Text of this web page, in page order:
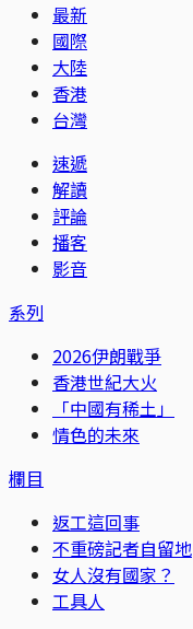
最新
國際
大陸
香港
台灣
速遞
解讀
評論
播客
影音
系列
2026伊朗戰爭
香港世紀大火
「中國有稀土」
情色的未來
欄目
返工這回事
不重磅記者自留地
女人沒有國家？
工具人